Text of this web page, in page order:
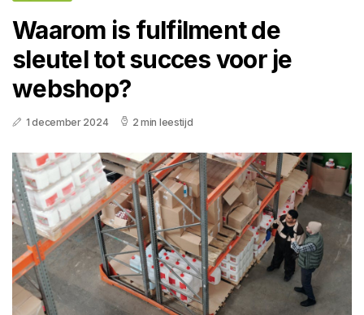
Waarom is fulfilment de
sleutel tot succes voor je
webshop?
1 december 2024 2 min leestijd